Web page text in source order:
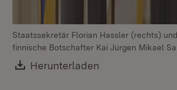
Staatssekretär Florian Hassler (rechts)
finnische Botschafter Kai Jürgen Mikael
Download:
Herunterladen